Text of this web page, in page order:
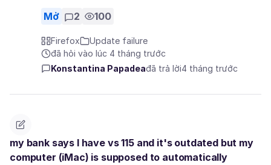
Mở 2 100
Firefox
Update failure
đã hỏi vào lúc 4 tháng trước
Konstantina Papadeađã trả lời4 tháng trước
my bank says I have vs 115 and it's outdated but my
computer (iMac) is supposed to automatically